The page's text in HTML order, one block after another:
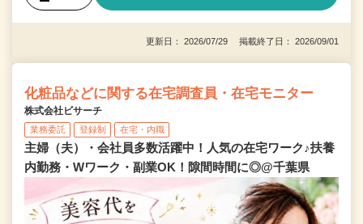
更新日： 2026/07/29 掲載終了日： 2026/09/01
化粧品などに関する在宅調査員・在宅モニター
株式会社ビサーチ
業務委託 登録制 在宅・内職
主婦（夫）・会社員多数活躍中！人気の在宅ワーク♪扶養
内勤務・Wワーク・副業OK！隙間時間に◎@千葉県